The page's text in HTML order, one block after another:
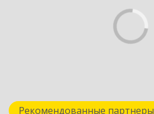
Рекомендованные партнеры